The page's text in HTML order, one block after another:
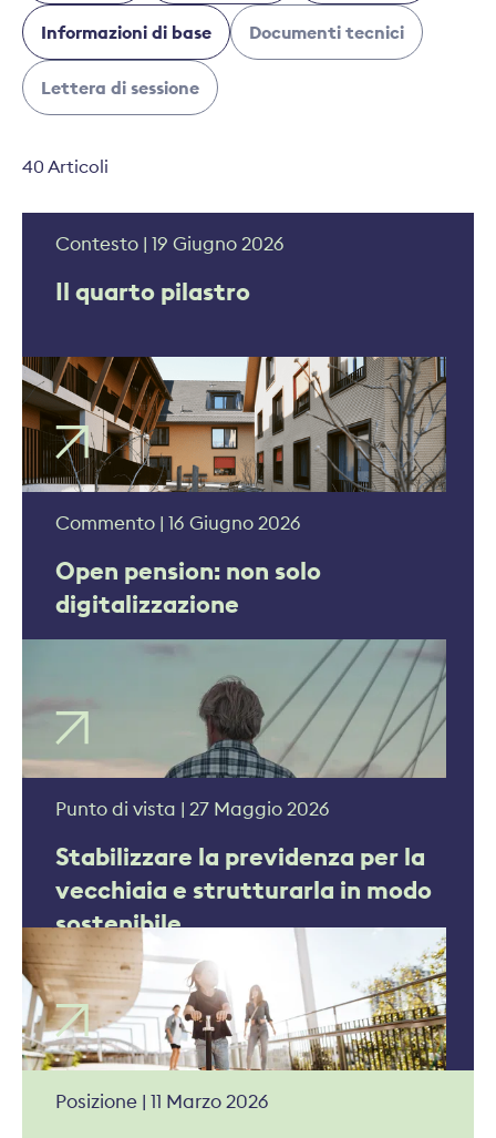
Informazioni di base Documenti tecnici
Lettera di sessione
40 Articoli
Contesto | 19 Giugno 2026
Il quarto pilastro
Commento | 16 Giugno 2026
Open pension: non solo
digitalizzazione
Punto di vista | 27 Maggio 2026
Stabilizzare la previdenza per la
vecchiaia e strutturarla in modo
sostenibile
Posizione | 11 Marzo 2026